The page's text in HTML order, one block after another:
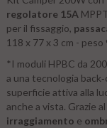
regolatore 15A
per il fissaggio,
118 x 77 x 3 cm - peso
*I moduli HPBC da
a una tecnologia
superficie attiva alla
anche a vista. Grazie al
irraggiamento e